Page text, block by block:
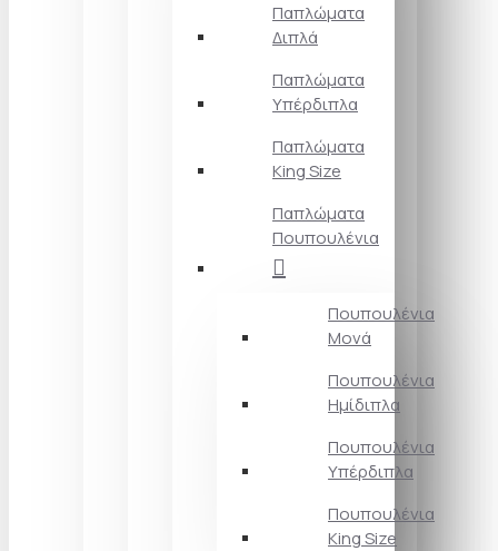
Παπλώματα
Διπλά
Παπλώματα
Υπέρδιπλα
Παπλώματα
King Size
Παπλώματα
Πουπουλένια
Πουπουλένια
Μονά
Πουπουλένια
Ημίδιπλα
Πουπουλένια
Υπέρδιπλα
Πουπουλένια
King Size